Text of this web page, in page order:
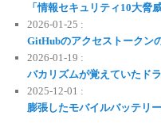
「情報セキュリティ10大脅
2026-01-25 :
GitHubのアクセストークン
2026-01-19 :
バカリズムが覚えていたド
2025-12-01 :
膨張したモバイルバッテリ